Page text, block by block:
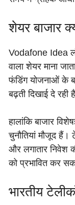
शेयर बाजार
Vodafone Idea
वाला शेयर माना
फंडिंग योजनाओं के
बढ़ती दिखाई दे रही
हालांकि बाजार
चुनौतियां मौजूद हैं।
और लगातार निवेश
को प्रभावित कर
भारतीय